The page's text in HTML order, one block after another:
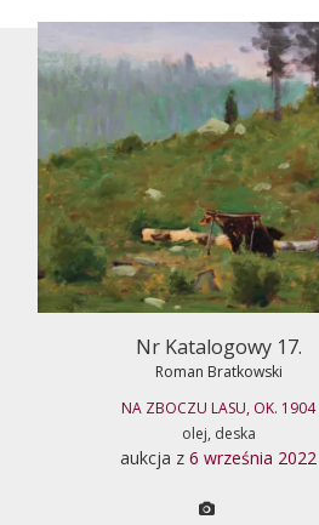
Nr Katalogowy 17.
Roman Bratkowski
NA ZBOCZU LASU, OK. 1904
olej, deska
aukcja z 6 września 2022